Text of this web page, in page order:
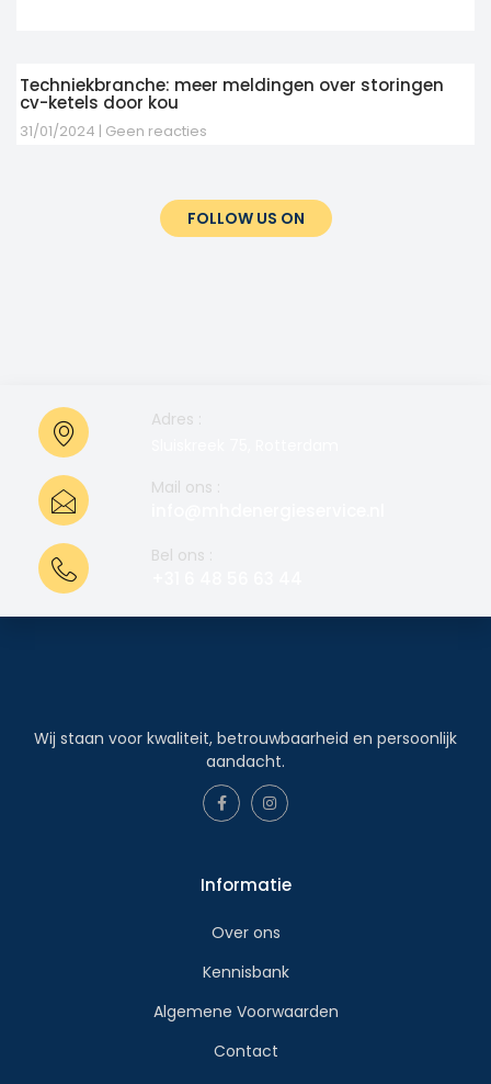
Techniekbranche: meer meldingen over storingen
cv-ketels door kou
31/01/2024 Geen reacties
FOLLOW US ON
Adres :
Mail ons :
Bel ons :
Wij staan voor kwaliteit, betrouwbaarheid en persoonlijk
aandacht.
Informatie
Over ons
Kennisbank
Algemene Voorwaarden
Contact